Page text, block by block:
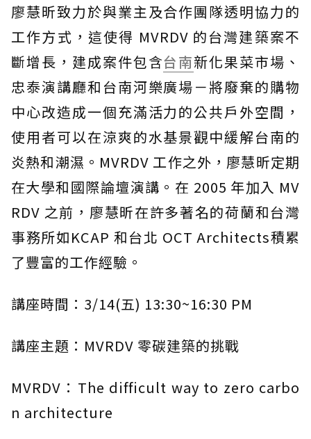
廖慧昕致力於與業主及合作團隊透明協力的
工作方式，這使得 MVRDV 的台灣建築案不
斷增長，建成案件包含台南新化果菜市場、
忠泰演講廳和台南河樂廣場－將廢棄的購物
中心改造成一個充滿活力的公共戶外空間，
使用者可以在涼爽的水基景觀中緩解台南的
炎熱和潮濕。MVRDV 工作之外，廖慧昕定期
在大學和國際論壇演講。在 2005 年加入 MV
RDV 之前，廖慧昕在許多著名的荷蘭和台灣
事務所如KCAP 和台北 OCT Architects積累
了豐富的工作經驗。
講座時間：3/14(五) 13:30~16:30 PM
講座主題：MVRDV 零碳建築的挑戰
MVRDV：The difficult way to zero carbo
n architecture